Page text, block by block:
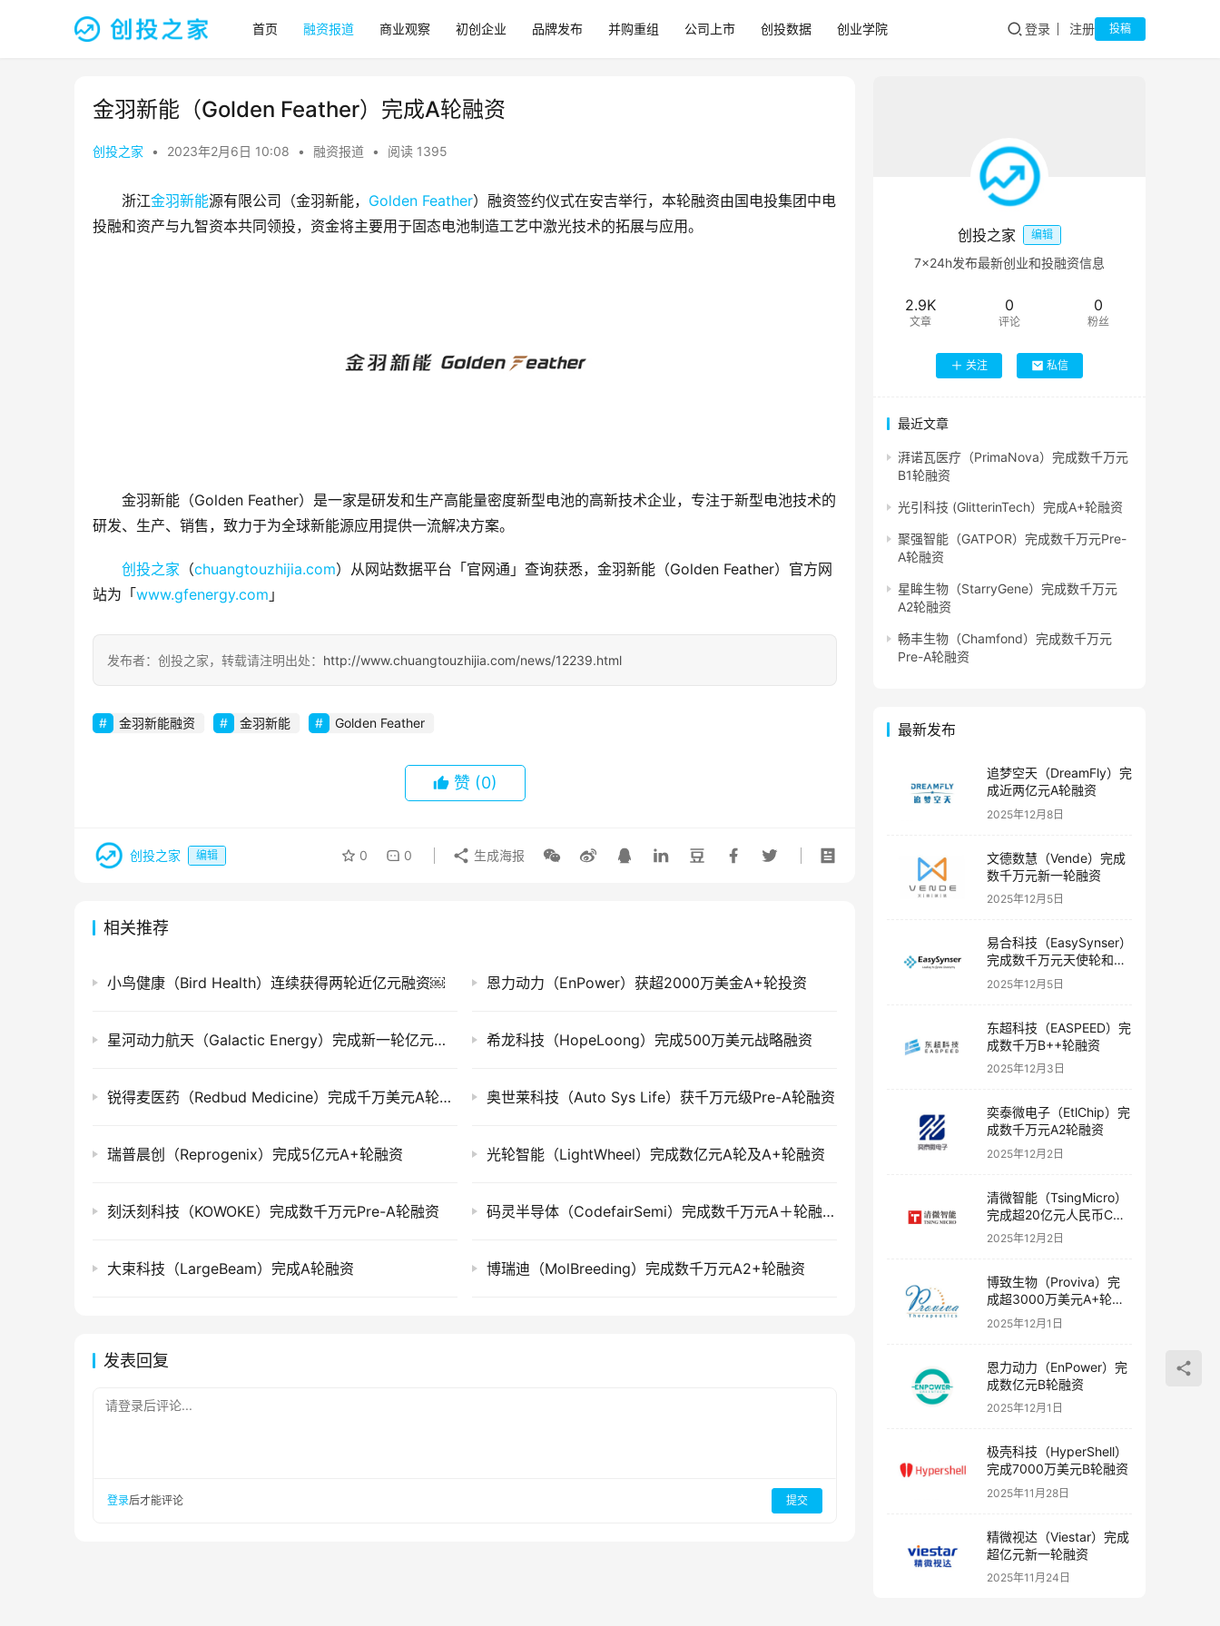
首页 融资报道 商业观察 初创企业 品牌发布 并购重组 公司上市 创投数据 创业学院 登录 注册 投稿
金羽新能（Golden Feather）完成A轮融资
创投之家 • 2023年2月6日 10:08 • 融资报道 • 阅读 1395
浙江金羽新能源有限公司（金羽新能， Golden Feather）融资签约仪式在安吉举行，本轮融资由国电投集团中电
投融和资产与九智资本共同领投，资金将主要用于固态电池制造工艺中激光技术的拓展与应用。
金羽新能（Golden Feather）是一家是研发和生产高能量密度新型电池的高新技术企业，专注于新型电池技术的
研发、生产、销售，致力于为全球新能源应用提供一流解决方案。
创投之家 （chuangtouzhijia.com）从网站数据平台「官网通」查询获悉，金羽新能（Golden Feather）官方网
站为「www.gfenergy.com 」
发布者：创投之家，转载请注明出处： http://www.chuangtouzhijia.com/news/12239.html
金羽新能融资 金羽新能 Golden Feather
赞 (0)
创投之家 编辑 0 0 生成海报
相关推荐
小鸟健康（Bird Health）连续获得两轮近亿元融资￼ 恩力动力（EnPower）获超2000万美金A+轮投资
星河动力航天（Galactic Energy）完成新一轮亿元级融资 希龙科技（HopeLoong）完成500万美元战略融资
锐得麦医药（Redbud Medicine）完成千万美元A轮融资 奥世莱科技（Auto Sys Life）获千万元级Pre-A轮融资
瑞普晨创（Reprogenix）完成5亿元A+轮融资 光轮智能（LightWheel）完成数亿元A轮及A+轮融资
刻沃刻科技（KOWOKE）完成数千万元Pre-A轮融资 码灵半导体（CodefairSemi）完成数千万元A＋轮融资
大束科技（LargeBeam）完成A轮融资 博瑞迪（MolBreeding）完成数千万元A2+轮融资
发表回复
请登录后评论...
登录后才能评论 提交
创投之家 编辑
7×24h发布最新创业和投融资信息
2.9K
文章
0
评论
0
粉丝
关注 私信
最近文章
湃诺瓦医疗（PrimaNova）完成数千万元
B1轮融资
光引科技 (GlitterinTech）完成A+轮融资
聚强智能（GATPOR）完成数千万元Pre-
A轮融资
星眸生物（StarryGene）完成数千万元
A2轮融资
畅丰生物（Chamfond）完成数千万元
Pre-A轮融资
最新发布
追梦空天（DreamFly）完
成近两亿元A轮融资
2025年12月8日
文德数慧（Vende）完成
数千万元新一轮融资
2025年12月5日
易合科技（EasySynser）
完成数千万元天使轮和天
使+轮融资
2025年12月5日
东超科技（EASPEED）完
成数千万B++轮融资
2025年12月3日
奕泰微电子（EtlChip）完
成数千万元A2轮融资
2025年12月2日
清微智能（TsingMicro）
完成超20亿元人民币C轮
融资
2025年12月2日
博致生物（Proviva）完
成超3000万美元A+轮融
资
2025年12月1日
恩力动力（EnPower）完
成数亿元B轮融资
2025年12月1日
极壳科技（HyperShell）
完成7000万美元B轮融资
2025年11月28日
精微视达（Viestar）完成
超亿元新一轮融资
2025年11月24日